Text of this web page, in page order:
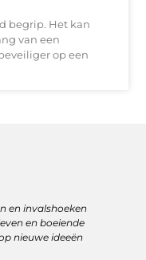
begrip. Het kan
van een
op een
en invalshoeken
en boeiende
nieuwe ideeën